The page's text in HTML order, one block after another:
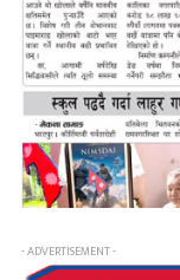
- ADVERTISEMENT -